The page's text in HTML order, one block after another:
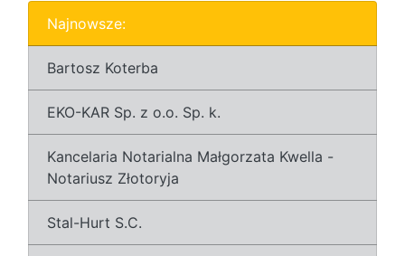
Najnowsze:
Bartosz Koterba
EKO-KAR Sp. z o.o. Sp. k.
Kancelaria Notarialna Małgorzata Kwella -
Notariusz Złotoryja
Stal-Hurt S.C.